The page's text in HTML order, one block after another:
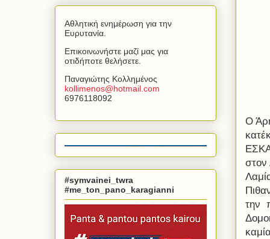
Ο
στον
την
Αθλητική ενημέρωση για την
Ευρυτανία.
Επικοινωνήστε μαζί μας για
οτιδήποτε θελήσετε.
Παναγιώτης Κολλημένος
kollimenos@hotmail com
6976118092
#symvainei_twra
#me_ton_pano_karagianni